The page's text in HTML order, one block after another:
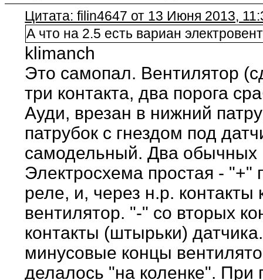
Цитата: filin4647 от 13 Июня 2013,
А что на 2.5 есть вариан
klimanch
Это самопал. Вентилятор
три контакта, два порога
Ауди, врезан в нижний
патрубок с гнездом под
самодельный. Два обычных
Электросхема простая - "+"
реле, и, через н.р.
вентилятор. "-" со вторых
контакты (штырьки)
минусовые концы
делалось "на коленке".